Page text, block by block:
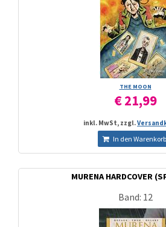
THE MOON
€ 21,99
inkl. MwSt, zzgl.
In den Warenkorb
MURENA HARDCOVER
Band: 12